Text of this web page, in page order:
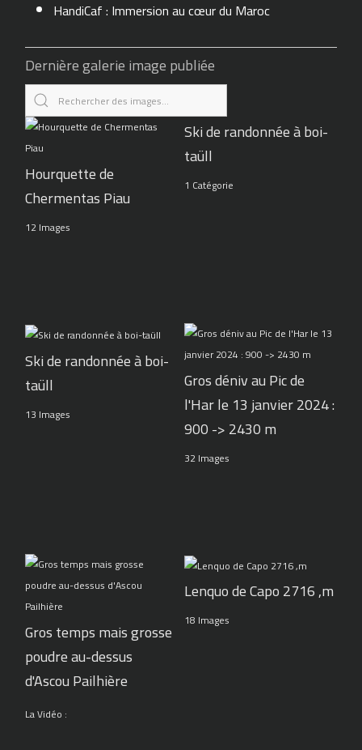
HandiCaf : Immersion au cœur du Maroc
Dernière galerie image publiée
Hourquette de
Chermentas Piau
12 Images
Ski de randonnée à boi-
taüll
1 Catégorie
Ski de randonnée à boi-
taüll
13 Images
Gros déniv au Pic de
l'Har le 13 janvier 2024 :
900 -> 2430 m
32 Images
Gros temps mais grosse
poudre au-dessus
d'Ascou Pailhière
La Vidéo :
Lenquo de Capo 2716 ,m
18 Images